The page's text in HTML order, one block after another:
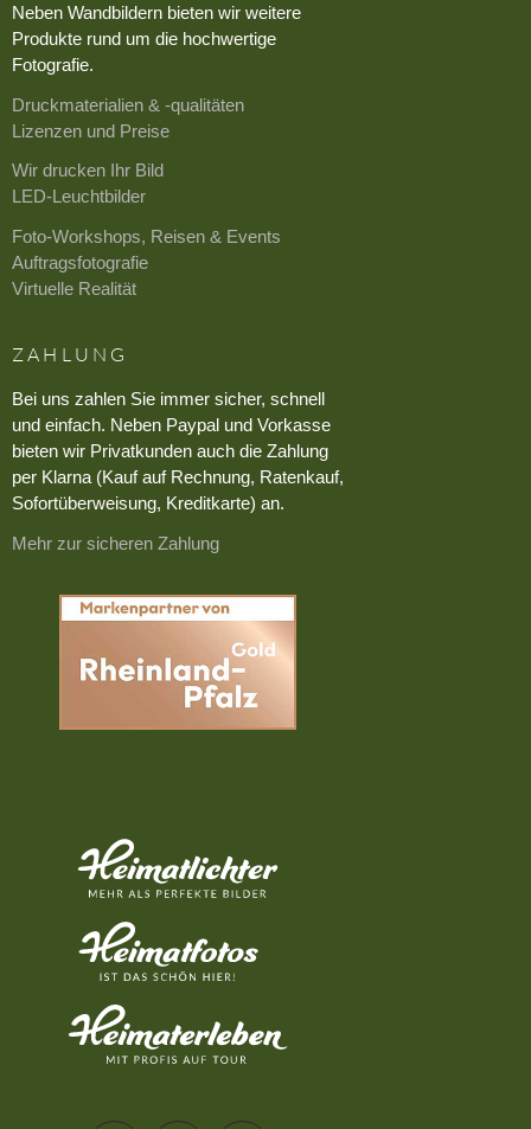
Neben Wandbildern bieten wir weitere
Produkte rund um die hochwertige
Fotografie.
Druckmaterialien & -qualitäten
Lizenzen und Preise
Wir drucken Ihr Bild
LED-Leuchtbilder
Foto-Workshops, Reisen & Events
Auftragsfotografie
Virtuelle Realität
ZAHLUNG
Bei uns zahlen Sie immer sicher, schnell
und einfach. Neben Paypal und Vorkasse
bieten wir Privatkunden auch die Zahlung
per Klarna (Kauf auf Rechnung, Ratenkauf,
Sofortüberweisung, Kreditkarte) an.
Mehr zur sicheren Zahlung